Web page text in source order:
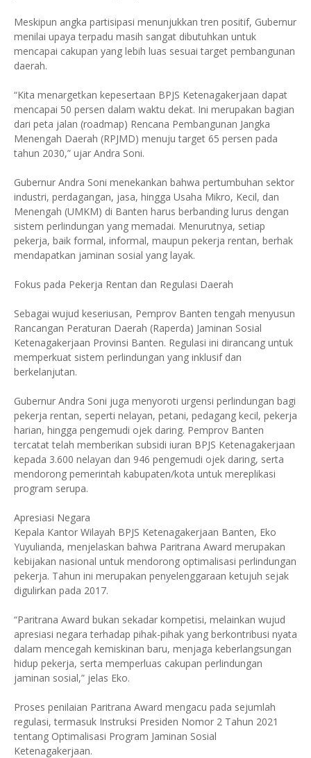
​Meskipun angka partisipasi menunjukkan tren positif, Gubernur
menilai upaya terpadu masih sangat dibutuhkan untuk
mencapai cakupan yang lebih luas sesuai target pembangunan
daerah.
​“Kita menargetkan kepesertaan BPJS Ketenagakerjaan dapat
mencapai 50 persen dalam waktu dekat. Ini merupakan bagian
dari peta jalan (roadmap) Rencana Pembangunan Jangka
Menengah Daerah (RPJMD) menuju target 65 persen pada
tahun 2030,” ujar Andra Soni.
​Gubernur Andra Soni menekankan bahwa pertumbuhan sektor
industri, perdagangan, jasa, hingga Usaha Mikro, Kecil, dan
Menengah (UMKM) di Banten harus berbanding lurus dengan
sistem perlindungan yang memadai. Menurutnya, setiap
pekerja, baik formal, informal, maupun pekerja rentan, berhak
mendapatkan jaminan sosial yang layak.
​Fokus pada Pekerja Rentan dan Regulasi Daerah
​Sebagai wujud keseriusan, Pemprov Banten tengah menyusun
Rancangan Peraturan Daerah (Raperda) Jaminan Sosial
Ketenagakerjaan Provinsi Banten. Regulasi ini dirancang untuk
memperkuat sistem perlindungan yang inklusif dan
berkelanjutan.
​Gubernur Andra Soni juga menyoroti urgensi perlindungan bagi
pekerja rentan, seperti nelayan, petani, pedagang kecil, pekerja
harian, hingga pengemudi ojek daring. Pemprov Banten
tercatat telah memberikan subsidi iuran BPJS Ketenagakerjaan
kepada 3.600 nelayan dan 946 pengemudi ojek daring, serta
mendorong pemerintah kabupaten/kota untuk mereplikasi
program serupa.
​Apresiasi Negara
​Kepala Kantor Wilayah BPJS Ketenagakerjaan Banten, Eko
Yuyulianda, menjelaskan bahwa Paritrana Award merupakan
kebijakan nasional untuk mendorong optimalisasi perlindungan
pekerja. Tahun ini merupakan penyelenggaraan ketujuh sejak
digulirkan pada 2017.
​“Paritrana Award bukan sekadar kompetisi, melainkan wujud
apresiasi negara terhadap pihak-pihak yang berkontribusi nyata
dalam mencegah kemiskinan baru, menjaga keberlangsungan
hidup pekerja, serta memperluas cakupan perlindungan
jaminan sosial,” jelas Eko.
​Proses penilaian Paritrana Award mengacu pada sejumlah
regulasi, termasuk Instruksi Presiden Nomor 2 Tahun 2021
tentang Optimalisasi Program Jaminan Sosial
Ketenagakerjaan.